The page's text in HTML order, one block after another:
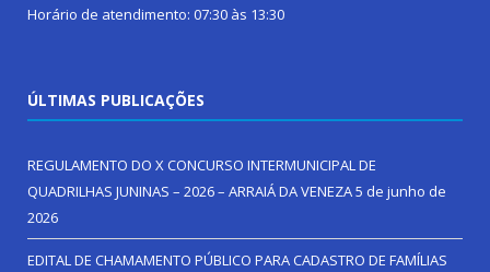
Horário de atendimento: 07:30 às 13:30
ÚLTIMAS PUBLICAÇÕES
REGULAMENTO DO X CONCURSO INTERMUNICIPAL DE
QUADRILHAS JUNINAS – 2026 – ARRAIÁ DA VENEZA5 de junho de
2026
EDITAL DE CHAMAMENTO PÚBLICO PARA CADASTRO DE FAMÍLIAS